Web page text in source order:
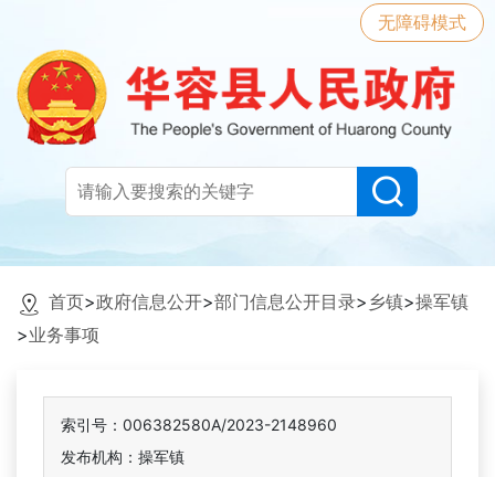
无障碍模式
首页>政府信息公开>部门信息公开目录> 乡镇>操军镇
>业务事项
索引号：006382580A/2023-2148960
发布机构：操军镇